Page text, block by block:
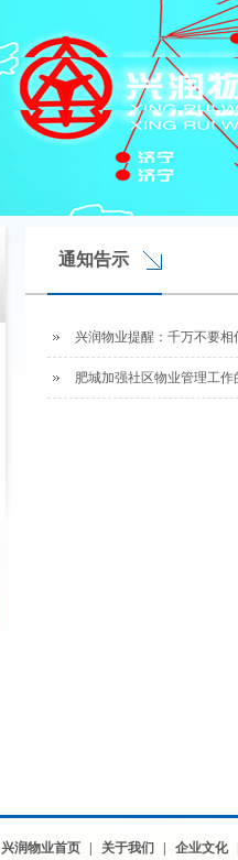
通知告示
兴润物业提醒：千万不要
肥城加强社区物业管理工作
兴润物业首页 关于我们 企业文化